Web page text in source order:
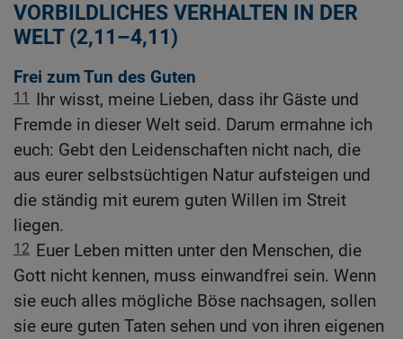
VORBILDLICHES VERHALTEN IN DER
WELT (2,11–4,11)
Frei zum Tun des Guten
11
Ihr wisst, meine Lieben, dass ihr Gäste und
Fremde in dieser Welt seid. Darum ermahne ich
euch: Gebt den Leidenschaften nicht nach, die
aus eurer selbstsüchtigen Natur aufsteigen und
die ständig mit eurem guten Willen im Streit
liegen.
12 Euer Leben mitten unter den Menschen, die
Gott nicht kennen, muss einwandfrei sein. Wenn
sie euch alles mögliche Böse nachsagen, sollen
sie eure guten Taten sehen und von ihren eigenen